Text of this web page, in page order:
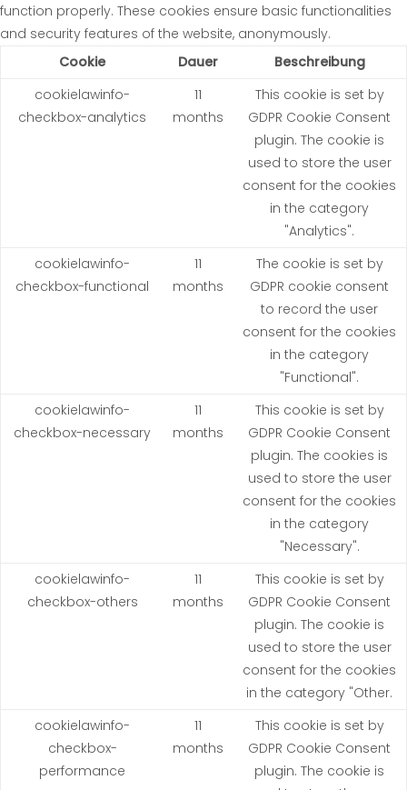
function properly. These cookies ensure basic functionalities
and security features of the website, anonymously.
Cookie
Dauer
Beschreibung
cookielawinfo-
checkbox-analytics
11
months
This cookie is set by
GDPR Cookie Consent
plugin. The cookie is
used to store the user
consent for the cookies
in the category
"Analytics".
cookielawinfo-
checkbox-functional
11
months
The cookie is set by
GDPR cookie consent
to record the user
consent for the cookies
in the category
"Functional".
cookielawinfo-
checkbox-necessary
11
months
This cookie is set by
GDPR Cookie Consent
plugin. The cookies is
used to store the user
consent for the cookies
in the category
"Necessary".
cookielawinfo-
checkbox-others
11
months
This cookie is set by
GDPR Cookie Consent
plugin. The cookie is
used to store the user
consent for the cookies
in the category "Other.
cookielawinfo-
checkbox-
performance
11
months
This cookie is set by
GDPR Cookie Consent
plugin. The cookie is